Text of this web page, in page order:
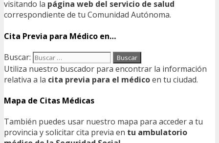
visitando la página web del servicio de salud
correspondiente de tu Comunidad Autónoma.
Cita Previa para Médico en…
Buscar:
Utiliza nuestro buscador para encontrar la información
relativa a la cita previa para el médicoen tu ciudad.
Mapa de Citas Médicas
También puedes usar nuestro mapa para acceder a tu
provincia y solicitar cita previa en tu ambulatorio